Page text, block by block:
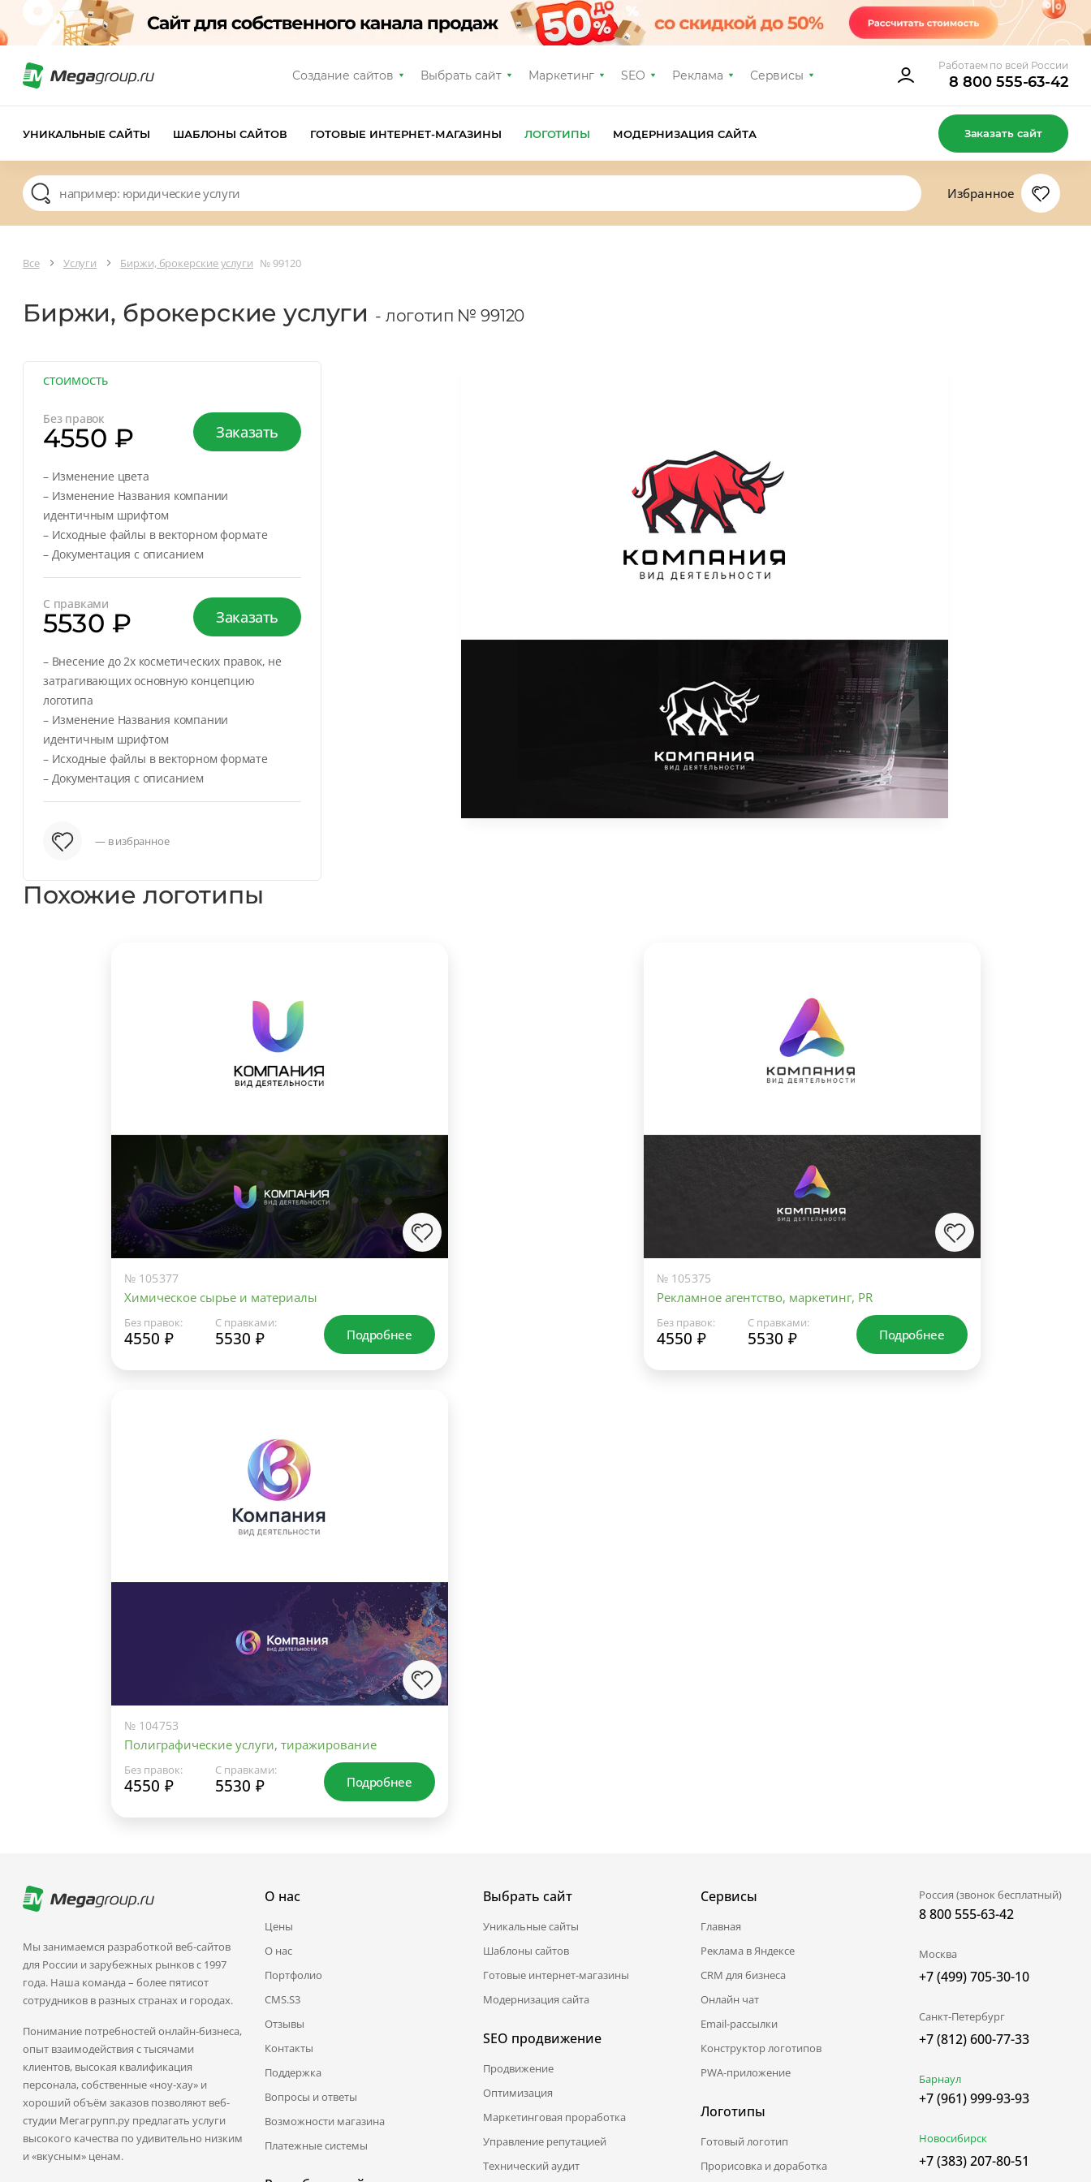
Создание сайтов Выбрать сайт Маркетинг SEO Реклама Сервисы
Работаем по всей России
8 800 555-63-42
УНИКАЛЬНЫЕ САЙТЫ ШАБЛОНЫ САЙТОВ ГОТОВЫЕ ИНТЕРНЕТ-МАГАЗИНЫ ЛОГОТИПЫ МОДЕРНИЗАЦИЯ САЙТА Заказать сайт
Избранное
Все Услуги Биржи, брокерские услуги № 99120
Биржи, брокерские услуги - логотип № 99120
СТОИМОСТЬ
Без правок
4550 ₽ Заказать
– Изменение цвета
– Изменение Названия компании
идентичным шрифтом
– Исходные файлы в векторном формате
– Документация с описанием
С правками
5530 ₽ Заказать
– Внесение до 2х косметических правок, не
затрагивающих основную концепцию
логотипа
– Изменение Названия компании
идентичным шрифтом
– Исходные файлы в векторном формате
– Документация с описанием
— в избранное
Похожие логотипы
№ 105377
Химическое сырье и материалы
Без правок:
4550 ₽
С правками:
5530 ₽ Подробнее
№ 105375
Рекламное агентство, маркетинг, PR
Без правок:
4550 ₽
С правками:
5530 ₽ Подробнее
№ 104753
Полиграфические услуги, тиражирование
Без правок:
4550 ₽
С правками:
5530 ₽ Подробнее
Мы занимаемся разработкой веб-сайтов
для России и зарубежных рынков с 1997
года. Наша команда – более пятисот
сотрудников в разных странах и городах.
Понимание потребностей онлайн-бизнеса,
опыт взаимодействия с тысячами
клиентов, высокая квалификация
персонала, собственные «ноу-хау» и
хороший объём заказов позволяют веб-
студии Мегагрупп.ру предлагать услуги
высокого качества по удивительно низким
и «вкусным» ценам.
О нас
Цены
О нас
Портфолио
CMS.S3
Отзывы
Контакты
Поддержка
Вопросы и ответы
Возможности магазина
Платежные системы
Выбрать сайт
Уникальные сайты
Шаблоны сайтов
Готовые интернет-магазины
Модернизация сайта
SEO продвижение
Продвижение
Оптимизация
Маркетинговая проработка
Управление репутацией
Технический аудит
Сервисы
Главная
Реклама в Яндексе
CRM для бизнеса
Онлайн чат
Email-рассылки
Конструктор логотипов
PWA-приложение
Логотипы
Готовый логотип
Прорисовка и доработка
Россия (звонок бесплатный)
8 800 555-63-42
Москва
+7 (499) 705-30-10
Санкт-Петербург
+7 (812) 600-77-33
Барнаул
+7 (961) 999-93-93
Новосибирск
+7 (383) 207-80-51